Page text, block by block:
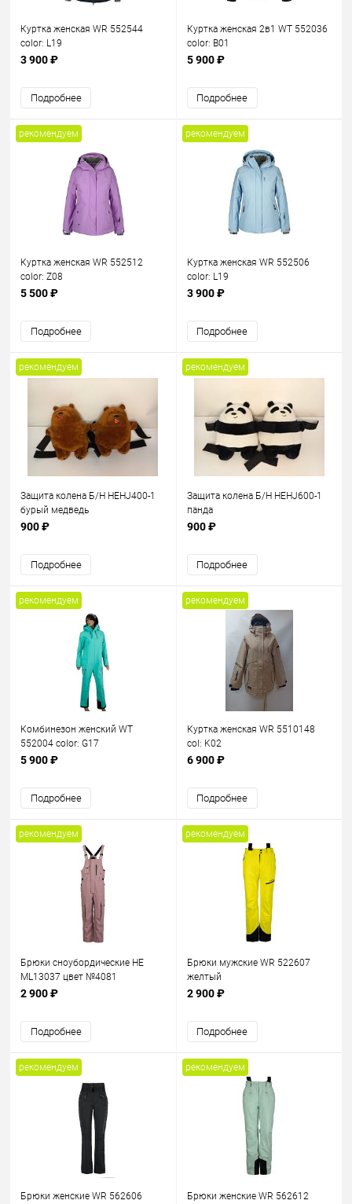
Куртка женская WR 552544
color: L19
3 900 ₽
Подробнее
Куртка женская 2в1 WT 552036
color: B01
5 900 ₽
Подробнее
рекомендуем
Куртка женская WR 552512
color: Z08
5 500 ₽
Подробнее
рекомендуем
Куртка женская WR 552506
color: L19
3 900 ₽
Подробнее
рекомендуем
Защита колена Б/Н HEHJ400-1
бурый медведь
900 ₽
Подробнее
рекомендуем
Защита колена Б/Н HEHJ600-1
панда
900 ₽
Подробнее
рекомендуем
Комбинезон женский WT
552004 color: G17
5 900 ₽
Подробнее
рекомендуем
Куртка женская WR 5510148
col: K02
6 900 ₽
Подробнее
рекомендуем
Брюки сноубордические HE
ML13037 цвет №4081
2 900 ₽
Подробнее
рекомендуем
Брюки мужские WR 522607
желтый
2 900 ₽
Подробнее
рекомендуем
Брюки женские WR 562606
рекомендуем
Брюки женские WR 562612